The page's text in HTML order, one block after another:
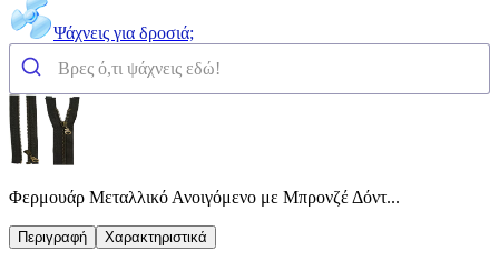
Ψάχνεις για δροσιά;
Φερμουάρ Μεταλλικό Ανοιγόμενο με Μπρονζέ Δόντ...
Περιγραφή Χαρακτηριστικά